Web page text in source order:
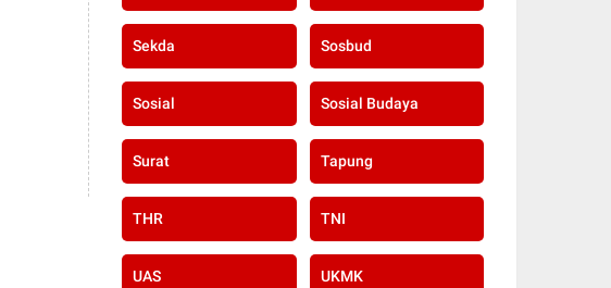
Sekda Sosbud
Sosial Sosial Budaya
Surat Tapung
THR TNI
UAS UKMK